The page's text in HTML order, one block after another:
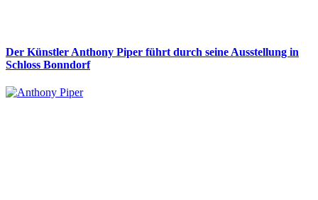
Der Künstler Anthony Piper führt durch seine Ausstellung in
Schloss Bonndorf